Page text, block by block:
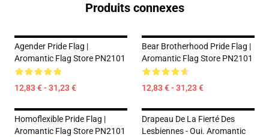
Produits connexes
Agender Pride Flag |
Aromantic Flag Store PN2101
12,83 € - 31,23 €
Bear Brotherhood Pride Flag |
Aromantic Flag Store PN2101
12,83 € - 31,23 €
Homoflexible Pride Flag |
Aromantic Flag Store PN2101
Drapeau De La Fierté Des
Lesbiennes - Oui. Aromantic